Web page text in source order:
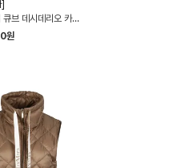
]
큐브 데시데리오 카멜
원